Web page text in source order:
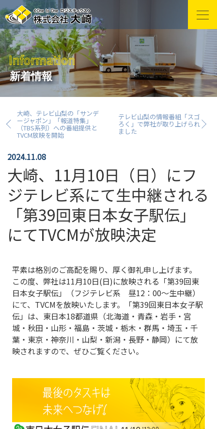
新着情報
大崎、テレビ山梨の「サンデ
ージャポン」「報道特集」
（TBS系列）への番組提供と
TVCM放映を開始
テレビ山梨の情報番組「スゴ
ろく」で弊社が取り上げられ
ました
2024.11.08
大崎、11月10日（日）にフ
ジテレビ系にて生中継される
「第39回東日本女子駅伝」
にてTVCMが放映決定
平素は格別のご高配を賜り、厚く御礼申し上げます。
この度、弊社は11月10日(日)に放映される「第39回東
日本女子駅伝」（フジテレビ系 昼12：00～生中継）
にて、TVCMを放映いたします。「第39回東日本女子駅
伝」は、東日本18都道県（北海道・青森・岩手・宮
城・秋田・山形・福島・茨城・栃木・群馬・埼玉・千
葉・東京・神奈川・山梨・新潟・長野・静岡）にて放
映されますので、ぜひご覧ください。